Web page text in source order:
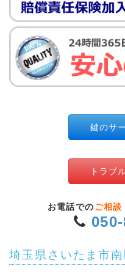
鍵のサ
トラブ
お電話での ご相談
埼玉県さいたま市